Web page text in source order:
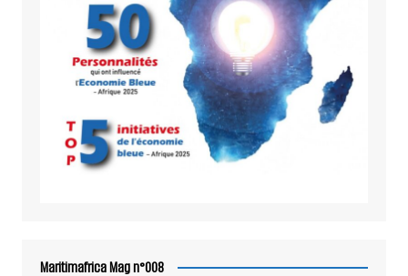
Maritimafrica Mag n°008